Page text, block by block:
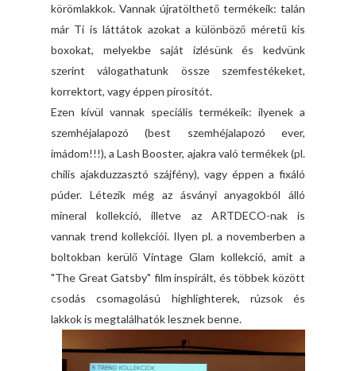
körömlakkok. Vannak újratölthető termékeik: talán
már Ti is láttátok azokat a különböző méretű kis
boxokat, melyekbe saját ízlésünk és kedvünk
szerint válogathatunk össze szemfestékeket,
korrektort, vagy éppen pirosítót.
Ezen kívül vannak speciális termékeik: ilyenek a
szemhéjalapozó (best szemhéjalapozó ever,
imádom!!!), a Lash Booster, ajakra való termékek (pl.
chilis ajakduzzasztó szájfény), vagy éppen a fixáló
púder. Létezik még az ásványi anyagokból álló
mineral kollekció, illetve az ARTDECO-nak is
vannak trend kollekciói. Ilyen pl. a novemberben a
boltokban kerülő Vintage Glam kollekció, amit a
"The Great Gatsby" film inspirált, és többek között
csodás csomagolású highlighterek, rúzsok és
lakkok is megtalálhatók lesznek benne.